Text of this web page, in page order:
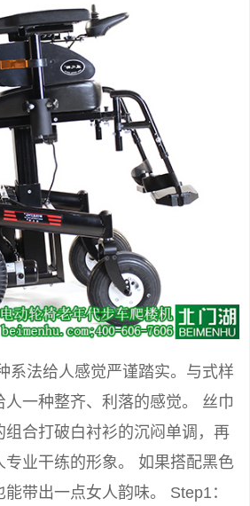
系法给人感觉严谨踏实。与式样
一种整齐、利落的感觉。 丝巾
组合打破白衬衫的沉闷单调，再
专业干练的形象。 如果搭配黑色
带出一点女人韵味。 Step1：